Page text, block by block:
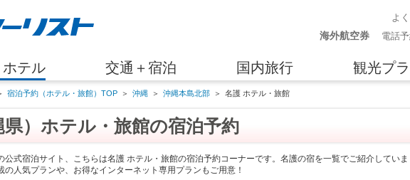
よ
海外航空券 電話
テル 交通＋宿泊 国内旅行 観光プ
宿泊予約（ホテル・旅館）TOP ＞ 沖縄 ＞ 沖縄本島北部 ＞ 名護 ホテル・旅館
県）ホテル・旅館の宿泊予約
公式宿泊サイト、こちらは名護 ホテル・旅館の宿泊予約コーナーです。名護の宿を一覧でご紹介していま
の人気プランや、お得なインターネット専用プランもご用意！